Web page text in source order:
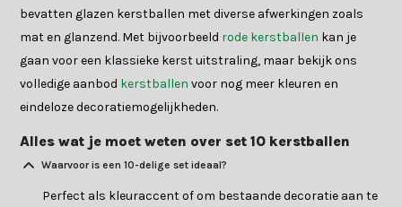
bevatten glazen kerstballen met diverse afwerkingen zoals
mat en glanzend. Met bijvoorbeeld rode kerstballen kan je
gaan voor een klassieke kerst uitstraling, maar bekijk ons
volledige aanbod kerstballen voor nog meer kleuren en
eindeloze decoratiemogelijkheden.
Alles wat je moet weten over set 10 kerstballen
Waarvoor is een 10-delige set ideaal?
Perfect als kleuraccent of om bestaande decoratie aan te